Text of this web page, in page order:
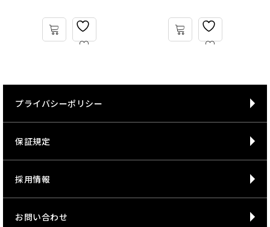
プライバシーポリシー
保証規定
採用情報
お問い合わせ